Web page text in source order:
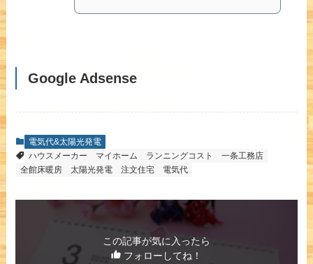
Google Adsense
電気代&太陽光発電
ハウスメーカー
マイホーム ランニングコスト
一条工務店
全館床暖房
太陽光発電 注文住宅 電気代
この記事が気に入ったら
フォローしてね！